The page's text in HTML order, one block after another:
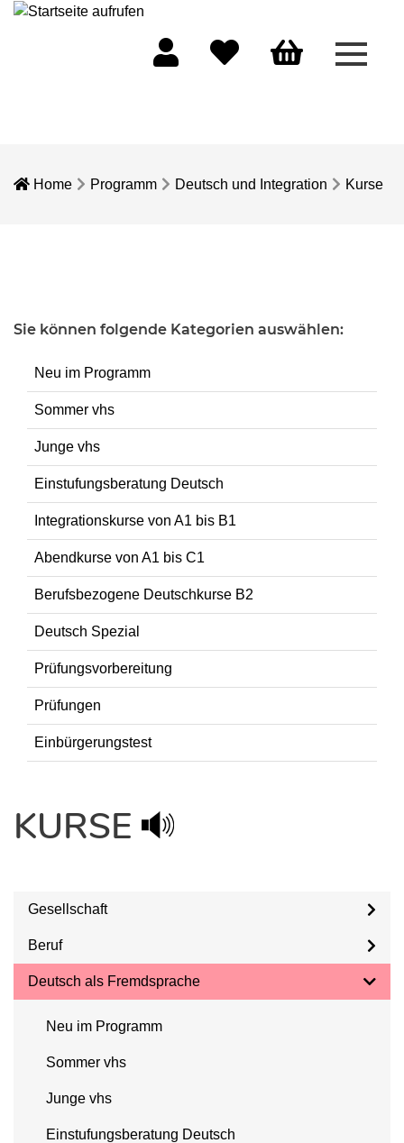
Menü
Home Programm Deutsch und Integration Kurse
Sie können folgende Kategorien auswählen:
Neu im Programm
Sommer vhs
Junge vhs
Einstufungsberatung Deutsch
Integrationskurse von A1 bis B1
Abendkurse von A1 bis C1
Berufsbezogene Deutschkurse B2
Deutsch Spezial
Prüfungsvorbereitung
Prüfungen
Einbürgerungstest
KURSE
Gesellschaft
Beruf
Deutsch als Fremdsprache
Neu im Programm
Sommer vhs
Junge vhs
Einstufungsberatung Deutsch